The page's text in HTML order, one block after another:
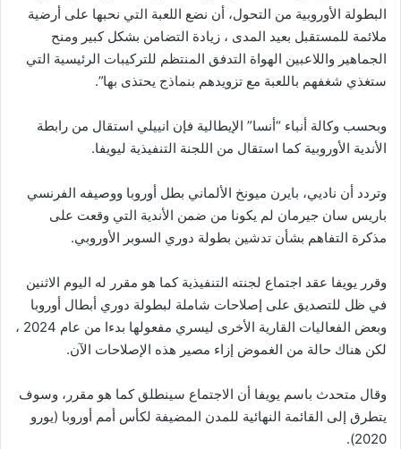
البطولة الأوروبية من التحول، أن نضع اللعبة التي نحبها على أرضية
ملائمة للمستقبل بعيد المدى ، زيادة التضامن بشكل كبير ومنح
الجماهير واللاعبين الهواة التدفق المنتظم للتركيبات الرئيسية التي
ستغذي شغفهم باللعبة مع تزويدهم بنماذج يحتذى بها”.
وبحسب وكالة أنباء “أنسا” الإيطالية فإن انييلي استقال من رابطة
الأندية الأوروبية كما استقال من اللجنة التنفيذية ليويفا.
وتردد أن ناديي، بايرن ميونخ الألماني بطل أوروبا ووصيفه الفرنسي
باريس سان جيرمان لم يكونا من ضمن الأندية التي وقعت على
مذكرة التفاهم بشأن تدشين بطولة دوري السوبر الأوروبي.
وقرر يويفا عقد اجتماع لجنته التنفيذية كما هو مقرر له اليوم الاثنين
في ظل للتصديق على إصلاحات شاملة لبطولة دوري أبطال أوروبا
وبعض الفعاليات القارية الأخرى ليسري مفعولها بدءا من عام 2024 ،
لكن هناك حالة من الغموض إزاء مصير هذه الإصلاحات الآن.
وقال متحدث باسم يويفا أن الاجتماع سينطلق كما هو مقرر، وسوف
يتطرق إلى القائمة النهائية للمدن المضيفة لكأس أمم أوروبا (يورو
2020).